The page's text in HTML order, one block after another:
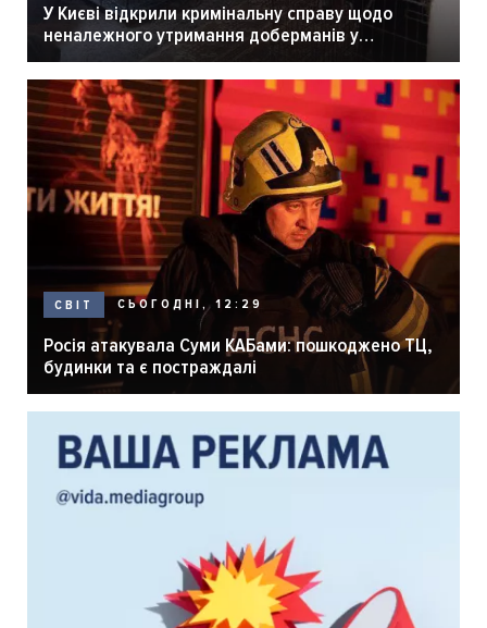
У Києві відкрили кримінальну справу щодо
неналежного утримання доберманів у
розпліднику
СВІТ СЬОГОДНІ, 12:29
Росія атакувала Суми КАБами: пошкоджено ТЦ,
будинки та є постраждалі